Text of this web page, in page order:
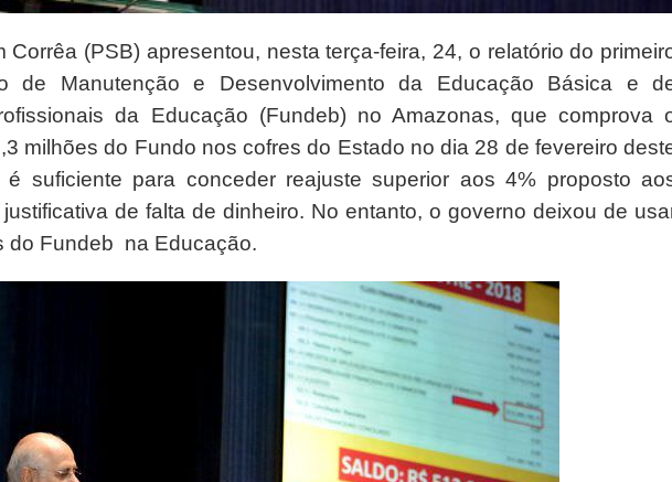
Corrêa (PSB) apresentou, nesta terça-feira, 24, o relatório do
de Manutenção e Desenvolvimento da Educação Básica e
da Educação (Fundeb) no Amazonas, que comprova
milhões do Fundo nos cofres do Estado no dia 28 de fevereiro
suficiente para conceder reajuste superior aos 4% proposto
de falta de dinheiro. No entanto, o governo deixou de
do Fundeb na Educação.